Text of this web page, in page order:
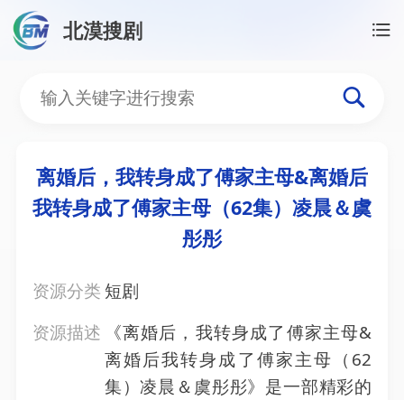
北漠搜剧
离婚后，我转身成了傅
离婚后，我转身成了傅家主母&离婚后
我转身成了傅家主母（62集）凌晨＆虞
彤彤
资源分类 短剧
资源描述
《离婚后，我转身成了傅家主母&
离婚后我转身成了傅家主母（62
集）凌晨＆虞彤彤》是一部精彩的